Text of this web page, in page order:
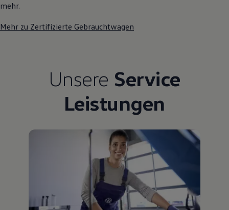
mehr.
Mehr zu Zertifizierte Gebrauchtwagen
Unsere Service
Leistungen